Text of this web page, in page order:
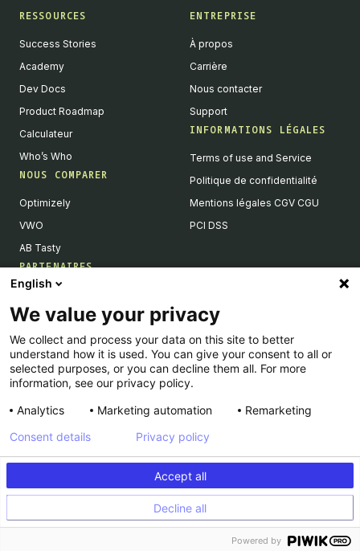
RESSOURCES
Success Stories
Academy
Dev Docs
Product Roadmap
Calculateur
Who’s Who
NOUS COMPARER
Optimizely
VWO
AB Tasty
PARTENAIRES
Devenir partenaires
Liste de nos intégrations
Agences Partenaires
ENTREPRISE
À propos
Carrière
Nous contacter
Support
INFORMATIONS LÉGALES
Terms of use and Service
Politique de confidentialité
Mentions légales CGV CGU
PCI DSS
© Kameleoon — 2026 All rights Reserved
Privacy policy
Platform Status
English
We value your privacy
We collect and process your data on this site to better
understand how it is used. You can give your consent to all or
selected purposes, or you can decline them all. For more
information, see our privacy policy.
Analytics
Marketing automation Remarketing
Accept all
Decline all
Consent details Privacy policy
Powered by